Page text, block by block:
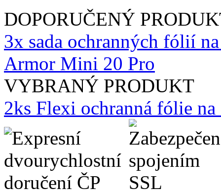
DOPORUČENÝ
3x sada ochranných fólií
Armor Mini 20 Pro
VYBRANÝ PRODUKT
2ks Flexi ochranná fólie